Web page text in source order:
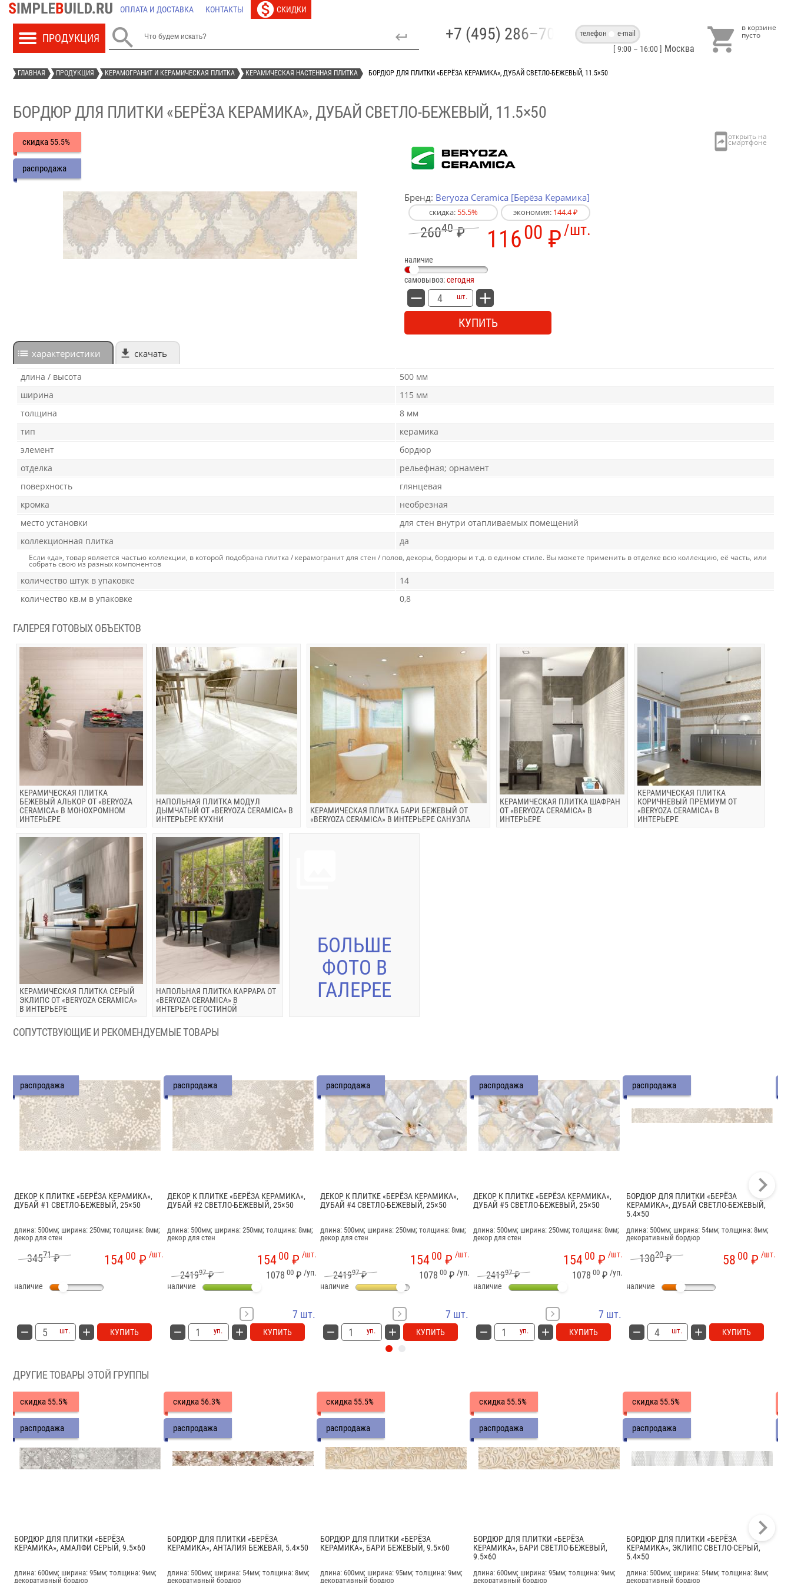
ОПЛАТА И ДОСТАВКА КОНТАКТЫ СКИДКИ
 +7 (495) 286–70–40телефон e-mail
[ 9:00 – 16:00 ] Москва 
ГЛАВНАЯ ПРОДУКЦИЯ КЕРАМОГРАНИТ И КЕРАМИЧЕСКАЯ ПЛИТКА КЕРАМИЧЕСКАЯ НАСТЕННАЯ ПЛИТКА БОРДЮР ДЛЯ ПЛИТКИ «БЕРЁЗА КЕРАМИКА», ДУБАЙ СВЕТЛО-БЕЖЕВЫЙ, 11.5×50
БОРДЮР ДЛЯ ПЛИТКИ «БЕРЁЗА КЕРАМИКА», ДУБАЙ СВЕТЛО-БЕЖЕВЫЙ, 11.5×50
скидка 55.5%
распродажа
Бренд: Beryoza Ceramica [Берёза Керамика]
скидка: 55.5% экономия: 144.4 ₽
26040₽ /шт.
11600 ₽
наличие
самовывоз:сегодня
шт.
КУПИТЬ
характеристики скачать
длина / высота
500 мм
ширина
115 мм
толщина
8 мм
тип
керамика
элемент
бордюр
отделка
рельефная; орнамент
поверхность
глянцевая
кромка
необрезная
место установки
для стен внутри отапливаемых помещений
коллекционная плитка
да
Если «да», товар является частью коллекции, в которой подобрана плитка / керамогранит для стен / полов, декоры, бордюры и т.д. в едином стиле. Вы можете применить в отделке всю коллекцию, её часть, или
собрать свою из разных компонентов
количество штук в упаковке
14
количество кв.м в упаковке
0,8
ГАЛЕРЕЯ ГОТОВЫХ ОБЪЕКТОВ
КЕРАМИЧЕСКАЯ ПЛИТКА
БЕЖЕВЫЙ АЛЬКОР ОТ «BERYOZA
CERAMICA» В МОНОХРОМНОМ
ИНТЕРЬЕРЕ
НАПОЛЬНАЯ ПЛИТКА МОДУЛ
ДЫМЧАТЫЙ ОТ «BERYOZA CERAMICA» В
ИНТЕРЬЕРЕ КУХНИ
КЕРАМИЧЕСКАЯ ПЛИТКА БАРИ БЕЖЕВЫЙ ОТ
«BERYOZA CERAMICA» В ИНТЕРЬЕРЕ САНУЗЛА
КЕРАМИЧЕСКАЯ ПЛИТКА ШАФРАН
ОТ «BERYOZA CERAMICA» В
ИНТЕРЬЕРЕ
КЕРАМИЧЕСКАЯ ПЛИТКА
КОРИЧНЕВЫЙ ПРЕМИУМ ОТ
«BERYOZA CERAMICA» В
ИНТЕРЬЕРЕ
КЕРАМИЧЕСКАЯ ПЛИТКА СЕРЫЙ
ЭКЛИПС ОТ «BERYOZA CERAMICA»
В ИНТЕРЬЕРЕ
НАПОЛЬНАЯ ПЛИТКА КАРРАРА ОТ
«BERYOZA CERAMICA» В
ИНТЕРЬЕРЕ ГОСТИНОЙ
БОЛЬШЕ
ФОТО В
ГАЛЕРЕЕ
СОПУТСТВУЮЩИЕ И РЕКОМЕНДУЕМЫЕ ТОВАРЫ
распродажа
ДЕКОР К ПЛИТКЕ «БЕРЁЗА КЕРАМИКА»,
ДУБАЙ #1 СВЕТЛО-БЕЖЕВЫЙ, 25×50
длина: 500мм; ширина: 250мм; толщина: 8мм;
декор для стен
34571₽ /шт.
15400 ₽
наличие
шт. КУПИТЬ
распродажа
ДЕКОР К ПЛИТКЕ «БЕРЁЗА КЕРАМИКА»,
ДУБАЙ #2 СВЕТЛО-БЕЖЕВЫЙ, 25×50
длина: 500мм; ширина: 250мм; толщина: 8мм;
декор для стен
/шт.
15400 ₽
241997₽ /уп.
1078 00 ₽
наличие
7 шт.
уп. КУПИТЬ
распродажа
ДЕКОР К ПЛИТКЕ «БЕРЁЗА КЕРАМИКА»,
ДУБАЙ #4 СВЕТЛО-БЕЖЕВЫЙ, 25×50
длина: 500мм; ширина: 250мм; толщина: 8мм;
декор для стен
/шт.
15400 ₽
241997₽ /уп.
1078 00 ₽
наличие
7 шт.
уп. КУПИТЬ
распродажа
ДЕКОР К ПЛИТКЕ «БЕРЁЗА КЕРАМИКА»,
ДУБАЙ #5 СВЕТЛО-БЕЖЕВЫЙ, 25×50
длина: 500мм; ширина: 250мм; толщина: 8мм;
декор для стен
/шт.
15400 ₽
241997₽ /уп.
1078 00 ₽
наличие
7 шт.
уп. КУПИТЬ
распродажа
БОРДЮР ДЛЯ ПЛИТКИ «БЕРЁЗА
КЕРАМИКА», ДУБАЙ СВЕТЛО-БЕЖЕВЫЙ,
5.4×50
длина: 500мм; ширина: 54мм; толщина: 8мм;
декоративный бордюр
13020₽ /шт.
58 00 ₽
наличие
шт. КУПИТЬ
ДРУГИЕ ТОВАРЫ ЭТОЙ ГРУППЫ
скидка 55.5%
распродажа
БОРДЮР ДЛЯ ПЛИТКИ «БЕРЁЗА
КЕРАМИКА», АМАЛФИ СЕРЫЙ, 9.5×60
длина: 600мм; ширина: 95мм; толщина: 9мм;
декоративный бордюр
скидка 56.3%
распродажа
БОРДЮР ДЛЯ ПЛИТКИ «БЕРЁЗА
КЕРАМИКА», АНТАЛИЯ БЕЖЕВАЯ, 5.4×50
длина: 500мм; ширина: 54мм; толщина: 8мм;
декоративный бордюр
скидка 55.5%
распродажа
БОРДЮР ДЛЯ ПЛИТКИ «БЕРЁЗА
КЕРАМИКА», БАРИ БЕЖЕВЫЙ, 9.5×60
длина: 600мм; ширина: 95мм; толщина: 9мм;
декоративный бордюр
скидка 55.5%
распродажа
БОРДЮР ДЛЯ ПЛИТКИ «БЕРЁЗА
КЕРАМИКА», БАРИ СВЕТЛО-БЕЖЕВЫЙ,
9.5×60
длина: 600мм; ширина: 95мм; толщина: 9мм;
декоративный бордюр
скидка 55.5%
распродажа
БОРДЮР ДЛЯ ПЛИТКИ «БЕРЁЗА
КЕРАМИКА», ЭКЛИПС СВЕТЛО-СЕРЫЙ,
5.4×50
длина: 500мм; ширина: 54мм; толщина: 8мм;
декоративный бордюр